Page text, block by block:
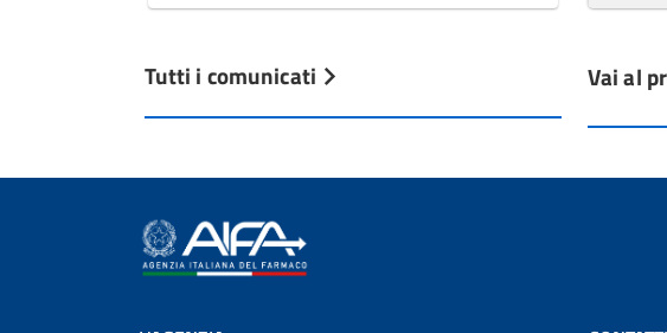
Tutti i comunicati Vai al